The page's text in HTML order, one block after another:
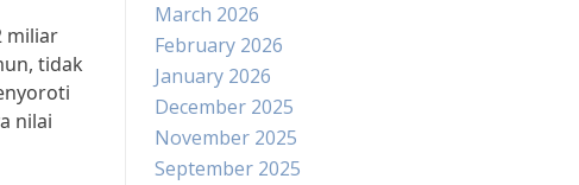
miliar
tidak
nilai
March 2026
February 2026
January 2026
December 2025
November 2025
September 2025